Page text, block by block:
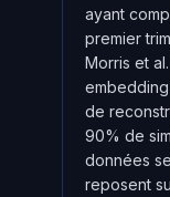
ayant
premier
Morris et
de
90% de
données
reposent